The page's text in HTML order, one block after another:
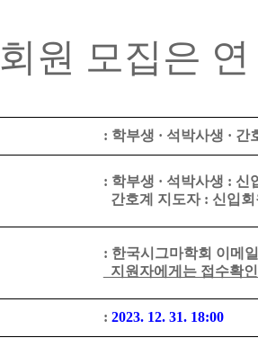
회원 모집은
: 학부생 · 석박사생 · 간
: 학부생 · 석박사생 : 신
간호계 지도자 : 신입
: 한국시그마학회 이메
지원자에게는 접수확
: 2023. 12. 31. 18:00